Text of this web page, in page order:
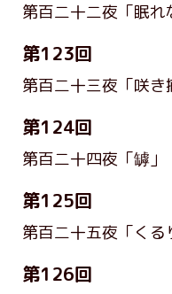
第百二十二夜「眠れ
第123回
第百二十三夜「咲き
第124回
第百二十四夜「罅」
第125回
第百二十五夜「くる
第126回